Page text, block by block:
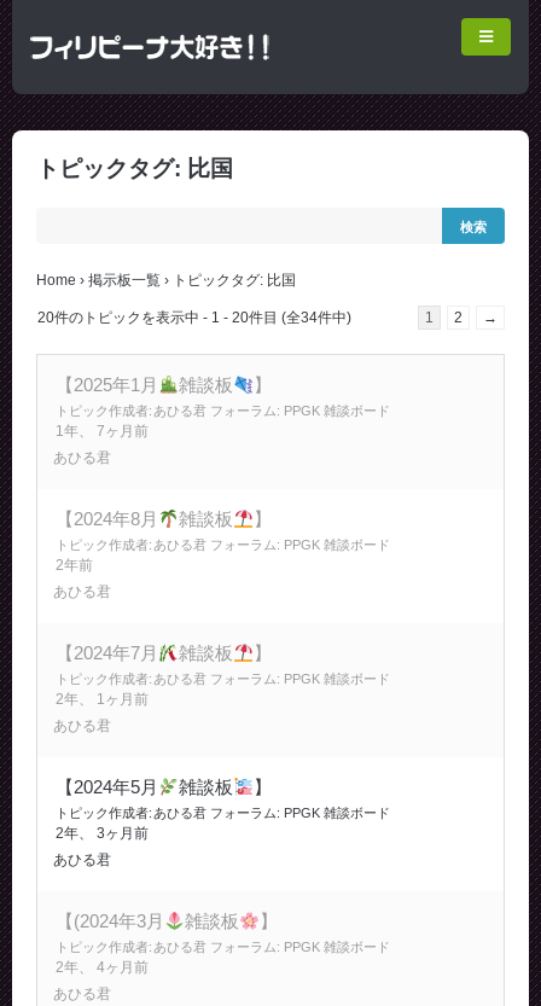
トピックタグ: 比国
Home › 掲示板一覧 › トピックタグ: 比国
20件のトピックを表示中 - 1 - 20件目 (全34件中) 1 2 →
【2025年1月 雑談板 】
トピック作成者:あひる君 フォーラム: PPGK 雑談ボード
1年、 7ヶ月前
あひる君
【2024年8月 雑談板 】
トピック作成者:あひる君 フォーラム: PPGK 雑談ボード
2年前
あひる君
【2024年7月 雑談板 】
トピック作成者:あひる君 フォーラム: PPGK 雑談ボード
2年、 1ヶ月前
あひる君
【2024年5月 雑談板 】
トピック作成者:あひる君 フォーラム: PPGK 雑談ボード
2年、 3ヶ月前
あひる君
【(2024年3月 雑談板 】
トピック作成者:あひる君 フォーラム: PPGK 雑談ボード
2年、 4ヶ月前
あひる君